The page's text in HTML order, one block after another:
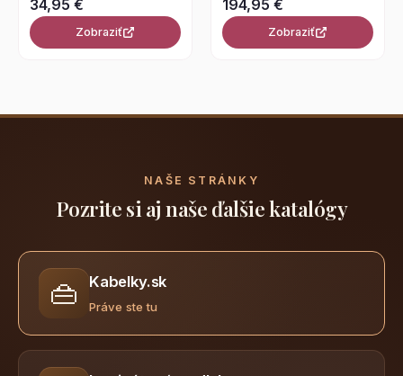
34,95 €
Zobraziť
194,95 €
Zobraziť
NAŠE STRÁNKY
Pozrite si aj naše ďalšie katalógy
👜 Kabelky.sk
Práve ste tu